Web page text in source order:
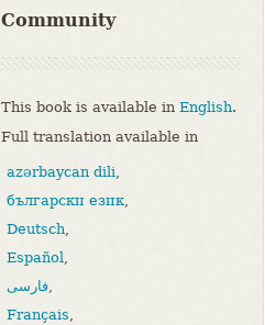
Community
This book is available in English.
Full translation available in
azərbaycan dili,
български език,
Deutsch,
Español,
فارسی,
Français,